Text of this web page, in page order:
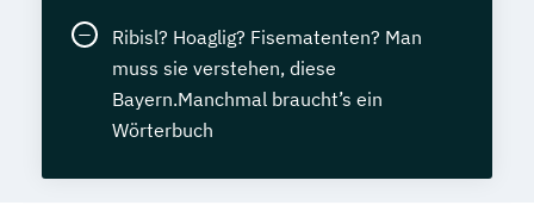
Ribisl? Hoaglig? Fisematenten? Man
muss sie verstehen, diese
Bayern.Manchmal braucht’s ein
Wörterbuch